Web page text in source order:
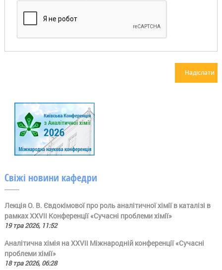
Свіжі новини кафедри
Лекція О. В. Євдокімової про роль аналітичної хімії в каталізі в
рамках ХХVII Конференції «Сучасні проблеми хімії»
19 тра 2026, 11:52
Аналітична хімія на ХХVII Міжнародній конференції «Сучасні
проблеми хімії»
18 тра 2026, 06:28